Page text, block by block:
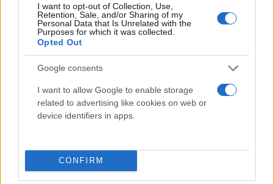
I want to opt-out of Collection, Use,
Retention, Sale, and/or Sharing of my
Personal Data that Is Unrelated with the
Purposes for which it was collected.
Opted Out
Google consents
I want to allow Google to enable storage
related to advertising like cookies on web or
device identifiers in apps.
CONFIRM
Από το 2027 αυξήσεις έως 2,9%, κατάργηση του συμψηφισμού
της προσωπικής διαφοράς και ενίσχυση έως 350 ευρώ.
15.07.2026 12:36
Βγενής